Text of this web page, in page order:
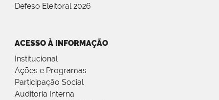
Defeso Eleitoral 2026
ACESSO À INFORMAÇÃO
Institucional
Ações e Programas
Participação Social
Auditoria Interna